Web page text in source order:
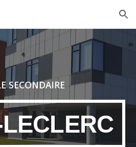
Skip to navigation
SECONDAIRE